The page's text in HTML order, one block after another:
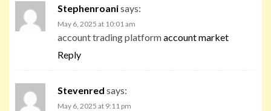
Stephenroanisays:
May 6, 2025 at 10:01 am
account trading platformaccount market
Reply
Stevenred says:
May 6, 2025 at 9:11 pm